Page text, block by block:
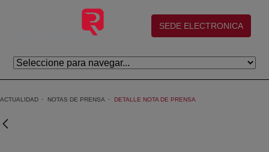
Skip to Main Content
(abre en nueva ventana)
SEDE ELECTRONICA
ACTUALIDAD NOTAS DE PRENSA DETALLE NOTA DE PRENSA